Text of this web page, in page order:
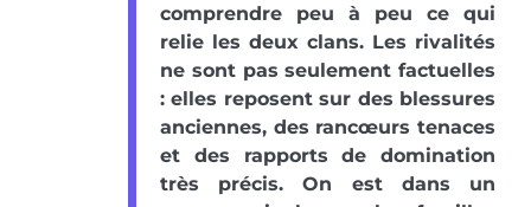
comprendre peu à peu ce qui
relie les deux clans. Les rivalités
ne sont pas seulement factuelles
: elles reposent sur des blessures
anciennes, des rancœurs tenaces
et des rapports de domination
très précis. On est dans un